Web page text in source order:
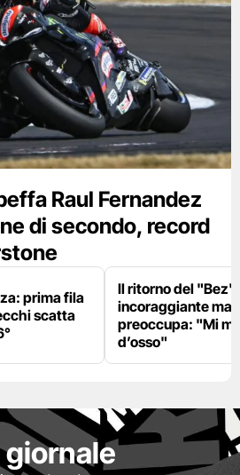
Raul Fernandez
di secondo, record
prima fila
scatta
Il ritorno del "Bez"
incoraggiante ma
preoccupa: "Mi
d’osso"
giornale